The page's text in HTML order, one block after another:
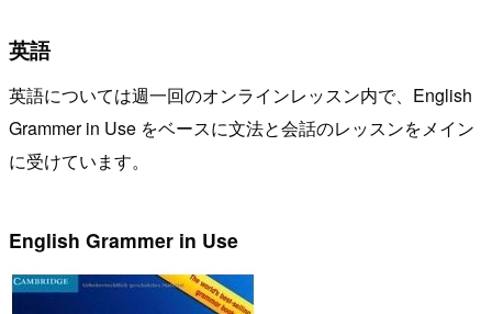
英語
英語については週一回のオンラインレッスン内で、English
Grammer in Use をベースに文法と会話のレッスンをメイン
に受けています。
English Grammer in Use